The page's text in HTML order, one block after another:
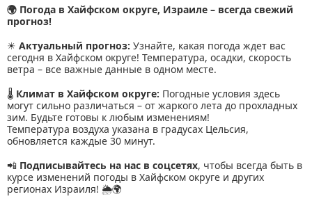
🌍 Погода в Хайфском округе, Израиле – всегда свежий
прогноз!
☀ Актуальный прогноз: Узнайте, какая погода ждет вас
сегодня в Хайфском округе! Температура, осадки, скорость
ветра – все важные данные в одном месте.
🌡 Климат в Хайфском округе: Погодные условия здесь
могут сильно различаться – от жаркого лета до прохладных
зим. Будьте готовы к любым изменениям!
Температура воздуха указана в градусах Цельсия,
обновляется каждые 30 минут.
📲 Подписывайтесь на нас в соцсетях, чтобы всегда быть в
курсе изменений погоды в Хайфском округе и других
регионах Израиля! 🌦🌍